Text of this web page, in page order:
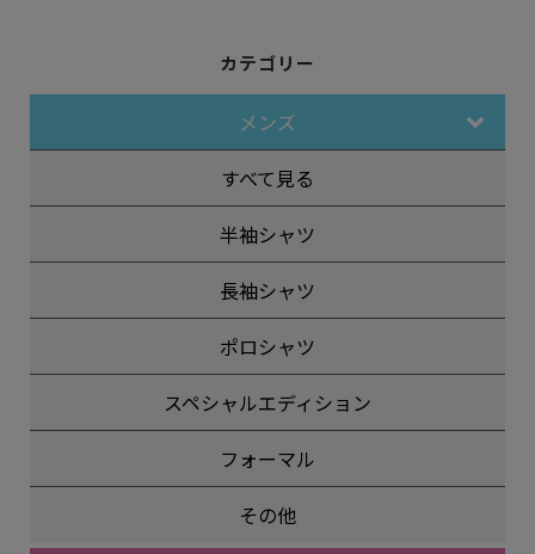
カテゴリー
メンズ
すべて見る
半袖シャツ
長袖シャツ
ポロシャツ
スペシャルエディション
フォーマル
その他